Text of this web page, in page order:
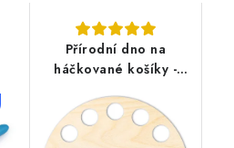
Přírodní dno na
háčkované košíky -